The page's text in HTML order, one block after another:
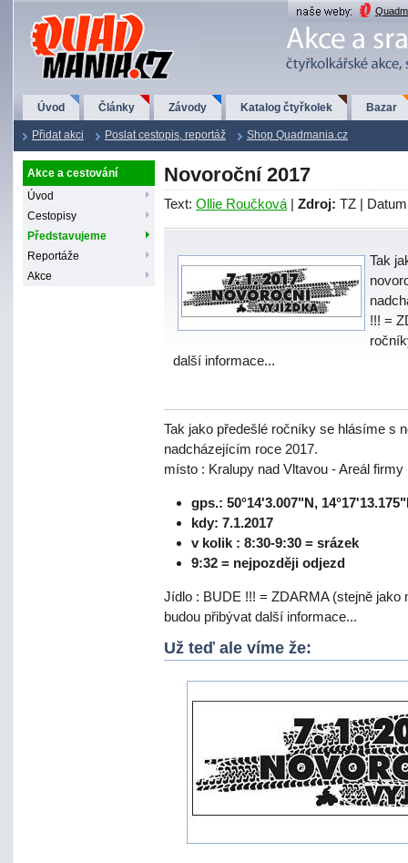
QuadMania.cz
Úvod Články Závody Katalog čtyřkolek Bazar
Přidat akci Poslat cestopis, reportáž Shop Quadmania.cz
Akce a cestování
Úvod
Cestopisy
Představujeme
Reportáže
Akce
Novoroční 2017
Text: Ollie Roučková | Zdroj: TZ |
Tak
!!! =
další informace...
Tak jako předešlé ročníky se hlásíme s
nadcházejícím roce 2017.
místo : Kralupy nad Vltavou - Areál
gps.: 50°14'3.007"N,
kdy: 7.1.2017
v kolik : 8:30-9:30 = srázek
9:32 = nejpozději odjezd
Jídlo : BUDE !!! = ZDARMA (stejně jako
budou přibývat další informace...
Už teď ale víme že: